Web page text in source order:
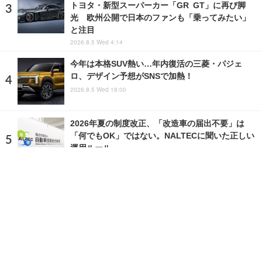
トヨタ・新型スーパーカー「GR GT」に再び脚
光 欧州公開で日本のファンも「乗ってみたい」
と注目
2026.8.5 Wed 4:14
今年は本格SUV熱い…年内復活の三菱・パジェ
ロ、デザイン予想がSNSで加熱！
2026.8.5 Wed 18:00
2026年夏の制度改正、「改造車の届出不要」は
「何でもOK」ではない。NALTECに聞いた正しい
運用ルール